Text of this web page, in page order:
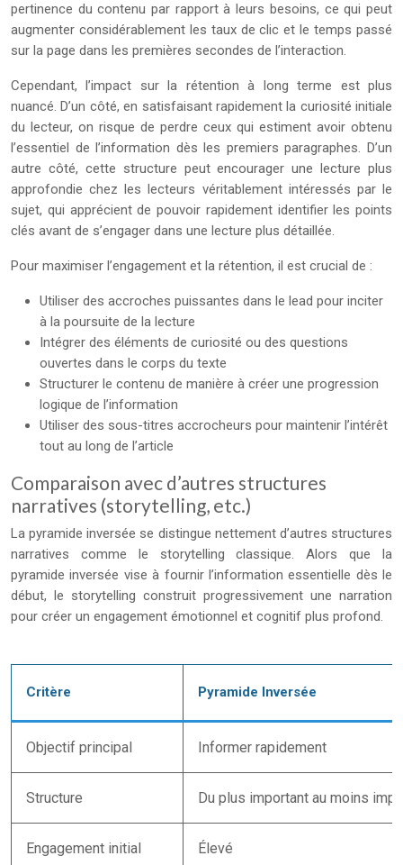
pertinence du contenu par rapport à leurs besoins, ce qui peut
augmenter considérablement les taux de clic et le temps passé
sur la page dans les premières secondes de l’interaction.
Cependant, l’impact sur la rétention à long terme est plus
nuancé. D’un côté, en satisfaisant rapidement la curiosité initiale
du lecteur, on risque de perdre ceux qui estiment avoir obtenu
l’essentiel de l’information dès les premiers paragraphes. D’un
autre côté, cette structure peut encourager une lecture plus
approfondie chez les lecteurs véritablement intéressés par le
sujet, qui apprécient de pouvoir rapidement identifier les points
clés avant de s’engager dans une lecture plus détaillée.
Pour maximiser l’engagement et la rétention, il est crucial de :
Utiliser des accroches puissantes dans le lead pour inciter
à la poursuite de la lecture
Intégrer des éléments de curiosité ou des questions
ouvertes dans le corps du texte
Structurer le contenu de manière à créer une progression
logique de l’information
Utiliser des sous-titres accrocheurs pour maintenir l’intérêt
tout au long de l’article
Comparaison avec d’autres structures
narratives (storytelling, etc.)
La pyramide inversée se distingue nettement d’autres structures
narratives comme le storytelling classique. Alors que la
pyramide inversée vise à fournir l’information essentielle dès le
début, le storytelling construit progressivement une narration
pour créer un engagement émotionnel et cognitif plus profond.
Critère Pyramide Inversée
Objectif principal Informer rapidement
Structure Du plus important au moins
Engagement initial Élevé